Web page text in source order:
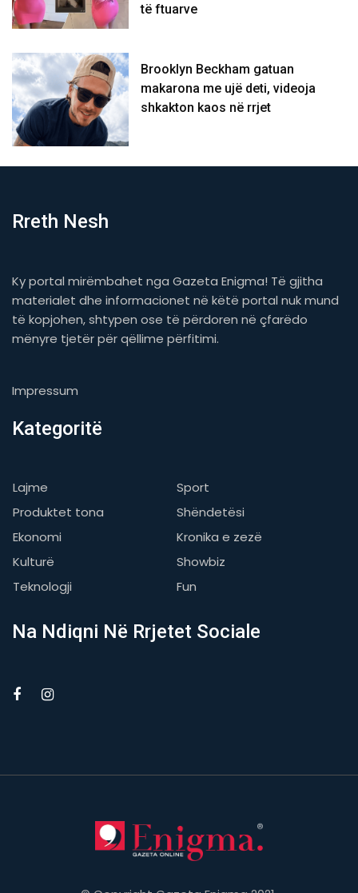
të ftuarve
Brooklyn Beckham gatuan
makarona me ujë deti, videoja
shkakton kaos në rrjet
Rreth Nesh
Ky portal mirëmbahet nga Gazeta Enigma! Të gjitha
materialet dhe informacionet në këtë portal nuk mund
të kopjohen, shtypen ose të përdoren në çfarëdo
mënyre tjetër për qëllime përfitimi.
Impressum
Kategoritë
Lajme
Sport
Produktet tona
Shëndetësi
Ekonomi
Kronika e zezë
Kulturë
Showbiz
Teknologji
Fun
Na Ndiqni Në Rrjetet Sociale